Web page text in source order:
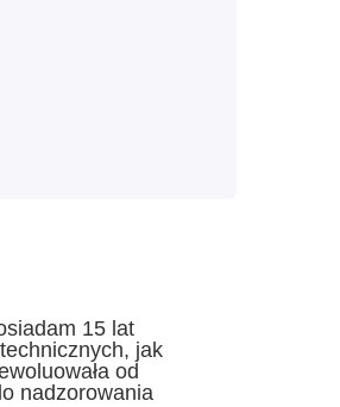
15 lat
jak
od
nadzorowania